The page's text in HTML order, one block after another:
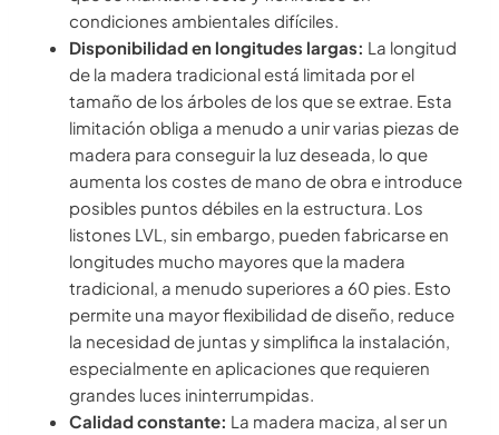
condiciones ambientales difíciles.
Disponibilidad en longitudes largas: La longitud
de la madera tradicional está limitada por el
tamaño de los árboles de los que se extrae. Esta
limitación obliga a menudo a unir varias piezas de
madera para conseguir la luz deseada, lo que
aumenta los costes de mano de obra e introduce
posibles puntos débiles en la estructura. Los
listones LVL, sin embargo, pueden fabricarse en
longitudes mucho mayores que la madera
tradicional, a menudo superiores a 60 pies. Esto
permite una mayor flexibilidad de diseño, reduce
la necesidad de juntas y simplifica la instalación,
especialmente en aplicaciones que requieren
grandes luces ininterrumpidas.
Calidad constante: La madera maciza, al ser un